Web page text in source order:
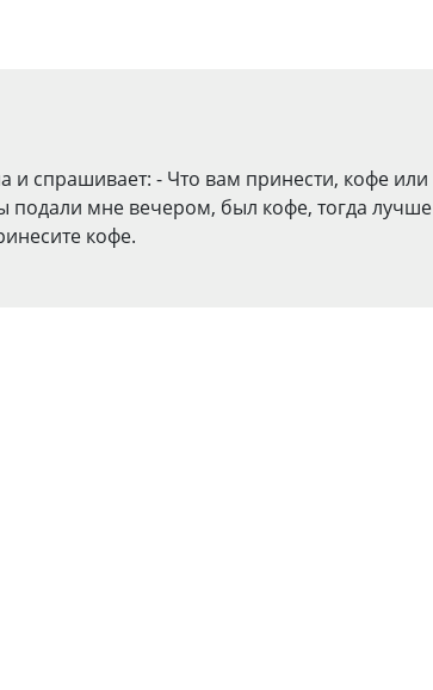
и спрашивает: - Что вам принести, кофе или
подали мне вечером, был кофе, тогда лучше
кофе.